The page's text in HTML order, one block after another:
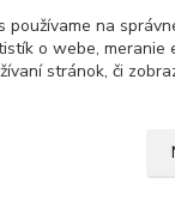
používame na
o webe, meranie
stránok, či